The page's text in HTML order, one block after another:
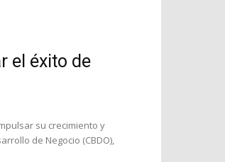
el éxito de
su crecimiento y
de Negocio (CBDO),